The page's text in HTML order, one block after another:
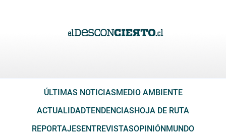
ÚLTIMAS NOTICIASMEDIO AMBIENTE
ACTUALIDADTENDENCIASHOJA DE RUTA
REPORTAJESENTREVISTASOPINIÓNMUNDO